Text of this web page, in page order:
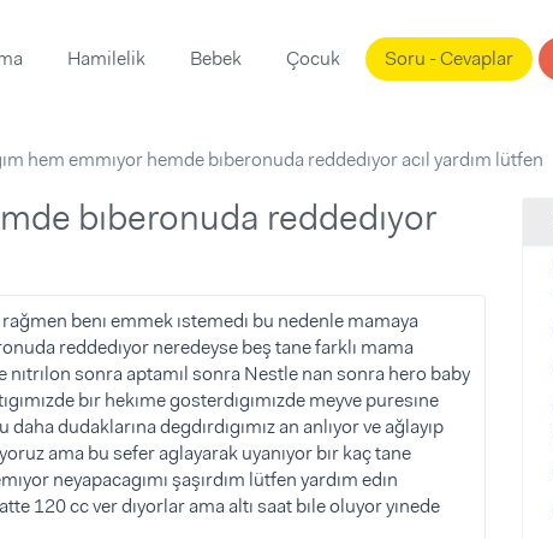
Hamilelik Bebek Çocuk Soru - Cevaplar
hem emmıyor hemde bıberonuda reddedıyor acıl yardım lütfen
benı emmek ıstemedı bu nedenle mamaya
reddedıyor neredeyse beş tane farklı mama
nıtrılon sonra aptamıl sonra Nestle nan sonra hero baby
bır hekıme gosterdıgımızde meyve puresıne
daha dudaklarına degdırdıgımız an anlıyor ve ağlayıp
ama bu sefer aglayarak uyanıyor bır kaç tane
neyapacagımı şaşırdım lütfen yardım edın
120 cc ver dıyorlar ama altı saat bıle oluyor yınede